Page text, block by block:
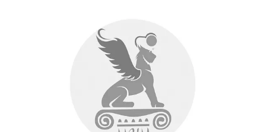
Рассчитывайте свои силы: прогулка по парку занимает час.